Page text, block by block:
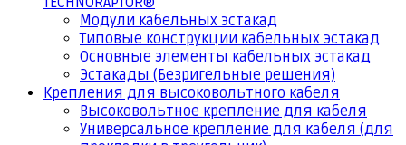
Модули кабельных эстакад
Типовые конструкции кабельных эстакад
Основные элементы кабельных эстакад
Эстакады (Безригельные решения)
Крепления для высоковольтного кабеля
Высоковольтное крепление для кабеля
Универсальное крепление для кабеля (для